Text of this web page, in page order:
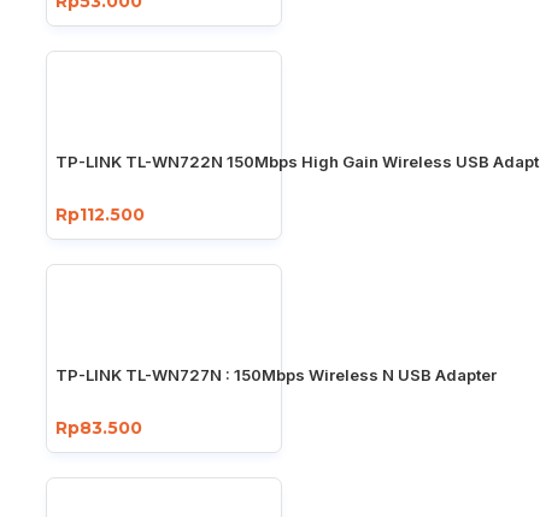
TP-LINK TL-WN722N 150Mbps High Gain Wireless USB
Rp112.500
TP-LINK TL-WN727N : 150Mbps Wireless N USB Adapter
Rp83.500